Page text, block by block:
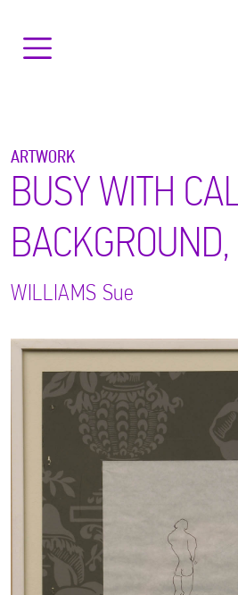
ARTWORK
BUSY WITH
WILLIAMS Sue